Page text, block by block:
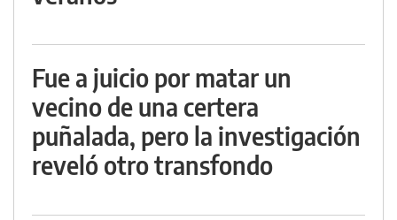
Fue a juicio por matar un
vecino de una certera
puñalada, pero la investigación
reveló otro transfondo